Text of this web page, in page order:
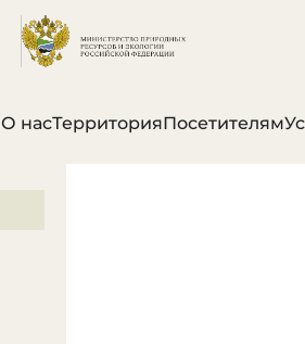
О насТерриторияПосетителям